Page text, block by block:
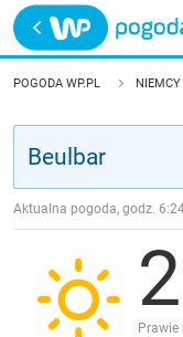
Trwa ładowanie
POLSKA
JAKOŚĆ POWIETRZA
POGODA WP.PL NIEMCY
Aktualna pogoda, godz.